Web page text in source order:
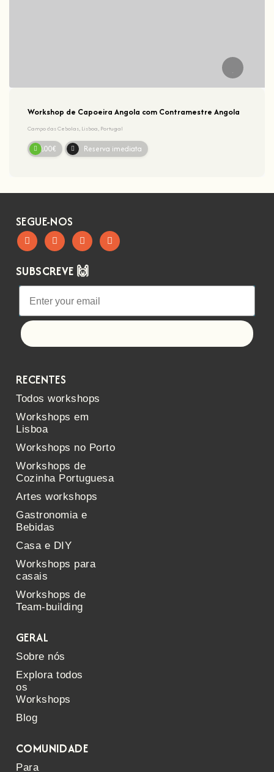
Workshop de Capoeira Angola com Contramestre Angola
Campo das Cebolas, Lisboa, Portugal
20,00€ Reserva imediata
SEGUE-NOS
SUBSCREVE 🙌
RECENTES
Todos workshops
Workshops em
Lisboa
Workshops no Porto
Workshops de
Cozinha Portuguesa
Artes workshops
Gastronomia e
Bebidas
Casa e DIY
Workshops para
casais
Workshops de
Team-building
GERAL
Sobre nós
Explora todos
os
Workshops
Blog
COMUNIDADE
Para